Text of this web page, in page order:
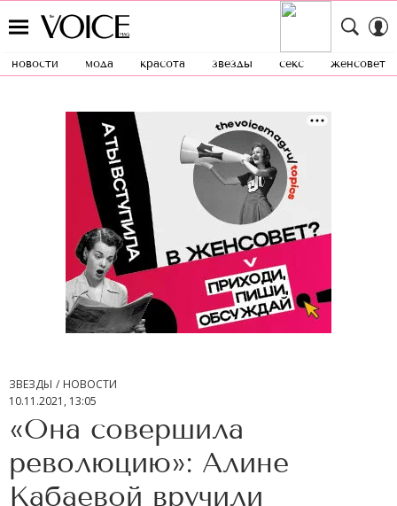
новости мода красота звезды секс женсовет
ЗВЕЗДЫ
НОВОСТИ
10.11.2021, 13:05
«Она совершила
революцию»: Алине
Кабаевой вручили